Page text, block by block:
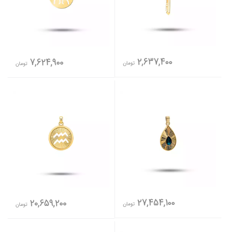
2,637,400 تومان 7,624,900 تومان
27,454,100 تومان 20,659,200 تومان